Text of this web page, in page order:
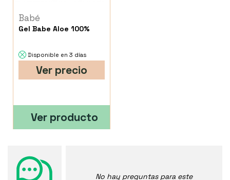
Babé
Gel Babe Aloe 100%
Disponible en 3 días
Ver precio
Ver producto
No hay preguntas para este